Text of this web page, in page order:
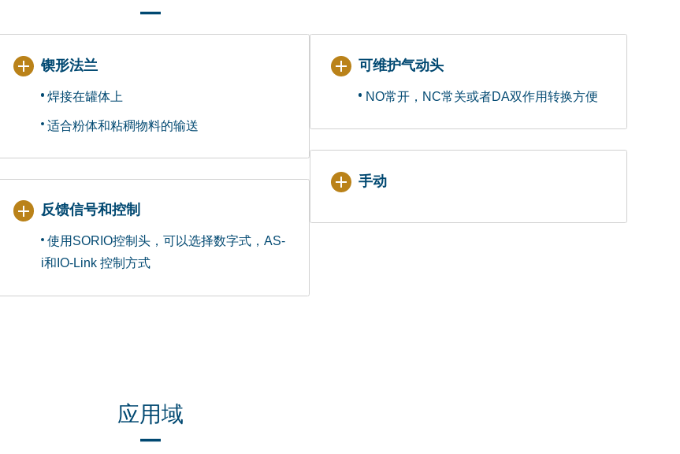
锲形法兰
焊接在罐体上
适合粉体和粘稠物料的输送
反馈信号和控制
使用SORIO控制头，可以选择数字式，AS-
i和IO-Link 控制方式
可维护气动头
NO常开，NC常关或者DA双作用转换方便
手动
应用域